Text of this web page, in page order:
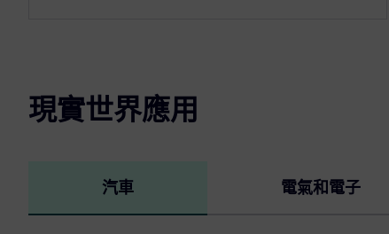
現實世界應用
汽車 電氣和電子